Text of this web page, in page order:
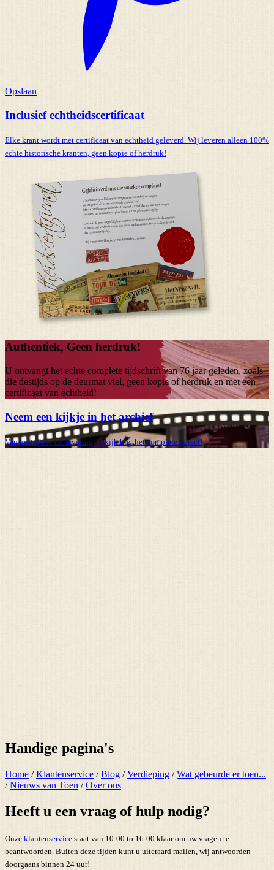
Opslaan
Inclusief echtheidscertificaat
Elke krant wordt met certificaat van echtheid geleverd. Wij leveren alleen 100%
echte historische kranten, geen kopie of herdruk!
Authentiek, Geen herdruk!
U ontvangt het echte complete tijdschrift van76 jaargeleden, zoals
die destijds op de deurmat viel, geen kopie of herdruk en met een
certificaat van echtheid!
Neem een kijkje in het archief
Van bestelling tot levering, bekijk hier het complete traject!
Handige pagina's
Home /Klantenservice /Blog /Verdieping /Wat gebeurde er toen...
/Nieuws van Toen /Over ons
Heeft u een vraag of hulp nodig?
Onze klantenservice staat van 10:00 to 16:00 klaar om uw vragen te
beantwoorden. Buiten deze tijden kunt u uiteraard mailen, wij antwoorden
doorgaans binnen 24 uur!